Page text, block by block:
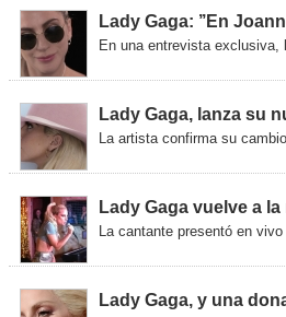
Lady Gaga: ’’En
En una entrevista exclusiva,
Lady Gaga, lanza su
La artista confirma su
Lady Gaga vuelve a
La cantante presentó en
Lady Gaga, y una